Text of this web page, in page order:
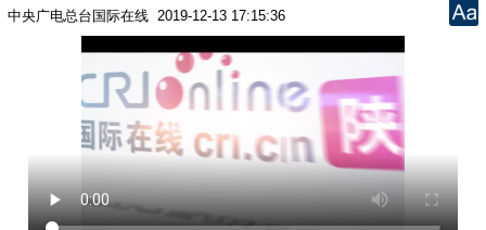
中央广电总台国际在线 2019-12-13 17:15:36